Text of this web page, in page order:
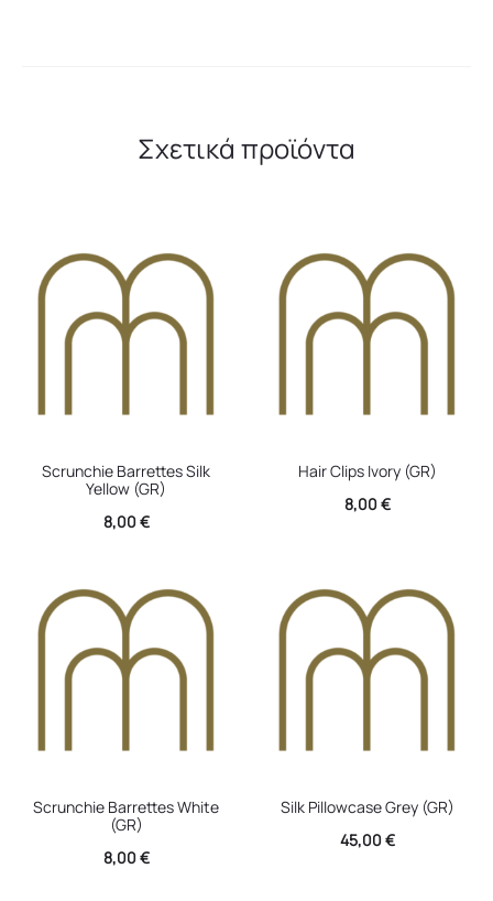
Σχετικά προϊόντα
Scrunchie Barrettes Silk
Yellow (GR)
8,00€
Hair Clips Ivory (GR)
8,00€
Scrunchie Barrettes White
(GR)
8,00€
Silk Pillowcase Grey (GR)
45,00€